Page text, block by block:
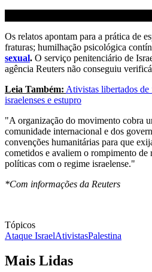
Os relatos apontam para a prática de
fraturas; humilhação psicológica
sexual. O serviço penitenciário de
agência Reuters não conseguiu
Leia Também: Ativistas libertados
israelenses e estupro
"A organização do movimento cobra
comunidade internacional e dos
convenções humanitárias para que
cometidos e avaliem o rompimento de
políticas com o regime israelense."
*Com informações da Reuters
Tópicos
Ataque IsraelAtivistasPalestina
Mais Lidas